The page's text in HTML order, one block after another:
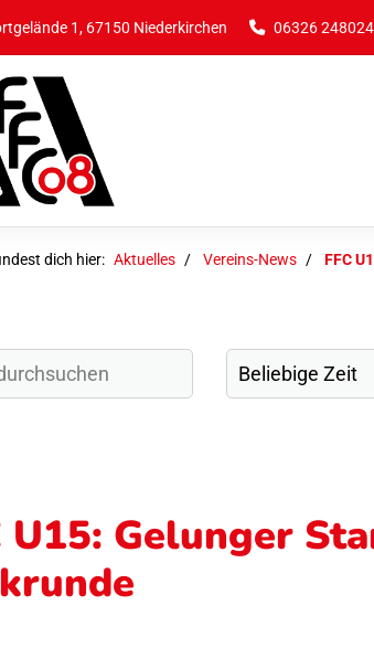
1, 67150 Niederkirchen 06326
dich hier: Aktuelles Vereins-News FFC
U15: Gelunger